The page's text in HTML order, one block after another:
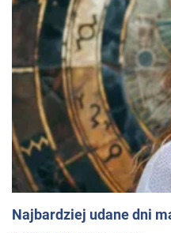
Najbardziej udane dni